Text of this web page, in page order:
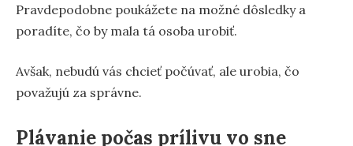
Pravdepodobne poukážete na možné dôsledky a
poradíte, čo by mala tá osoba urobiť.
Avšak, nebudú vás chcieť počúvať, ale urobia, čo
považujú za správne.
Plávanie počas prílivu vo sne